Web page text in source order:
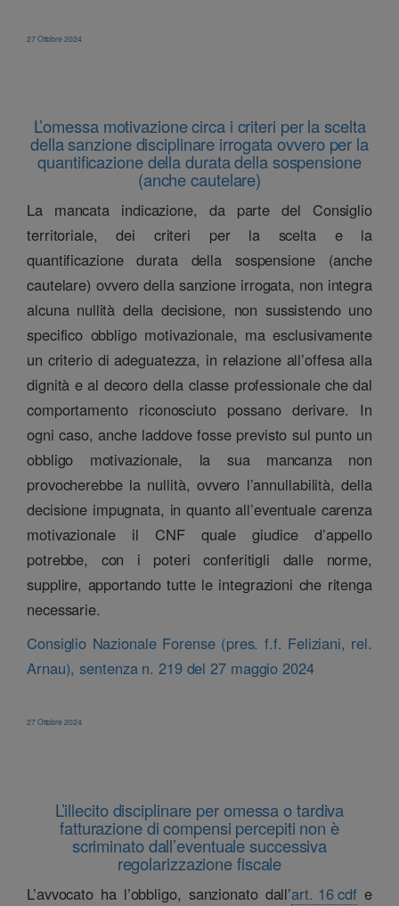
27 Ottobre 2024
L’omessa motivazione circa i criteri per la scelta
della sanzione disciplinare irrogata ovvero per la
quantificazione della durata della sospensione
(anche cautelare)
La mancata indicazione, da parte del Consiglio
territoriale, dei criteri per la scelta e la
quantificazione durata della sospensione (anche
cautelare) ovvero della sanzione irrogata, non integra
alcuna nullità della decisione, non sussistendo uno
specifico obbligo motivazionale, ma esclusivamente
un criterio di adeguatezza, in relazione all’offesa alla
dignità e al decoro della classe professionale che dal
comportamento riconosciuto possano derivare. In
ogni caso, anche laddove fosse previsto sul punto un
obbligo motivazionale, la sua mancanza non
provocherebbe la nullità, ovvero l’annullabilità, della
decisione impugnata, in quanto all’eventuale carenza
motivazionale il CNF quale giudice d’appello
potrebbe, con i poteri conferitigli dalle norme,
supplire, apportando tutte le integrazioni che ritenga
necessarie.
Consiglio Nazionale Forense (pres. f.f. Feliziani, rel.
Arnau), sentenza n. 219 del 27 maggio 2024
27 Ottobre 2024
L’illecito disciplinare per omessa o tardiva
fatturazione di compensi percepiti non è
scriminato dall’eventuale successiva
regolarizzazione fiscale
L’avvocato ha l’obbligo, sanzionato dall’art. 16 cdf e